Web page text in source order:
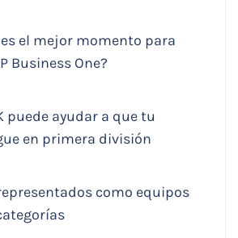
el mejor momento para
Business One?
puede ayudar a que tu
en primera división
como equipos